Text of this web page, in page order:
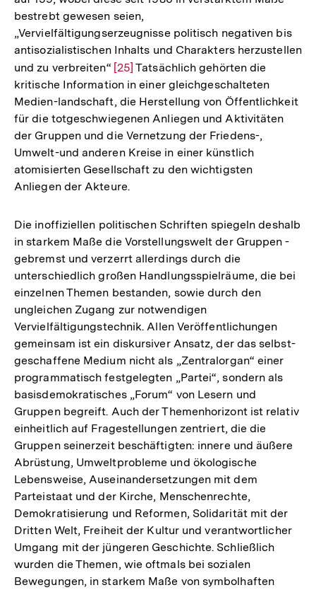
bestrebt gewesen seien,
„Vervielfältigungserzeugnisse politisch negativen bis
antisozialistischen Inhalts und Charakters herzustellen
und zu verbreiten“ Zur
Auflösung
der
Fußnote
[25] Tatsächlich gehörten die
kritische Information in einer gleichgeschalteten
Medien-landschaft, die Herstellung von Öffentlichkeit
für die totgeschwiegenen Anliegen und Aktivitäten
der Gruppen und die Vernetzung der Friedens-,
Umwelt-und anderen Kreise in einer künstlich
atomisierten Gesellschaft zu den wichtigsten
Anliegen der Akteure.
Die inoffiziellen politischen Schriften spiegeln deshalb
in starkem Maße die Vorstellungswelt der Gruppen -
gebremst und verzerrt allerdings durch die
unterschiedlich großen Handlungsspielräume, die bei
einzelnen Themen bestanden, sowie durch den
ungleichen Zugang zur notwendigen
Vervielfältigungstechnik. Allen Veröffentlichungen
gemeinsam ist ein diskursiver Ansatz, der das selbst-
geschaffene Medium nicht als „Zentralorgan“ einer
programmatisch festgelegten „Partei“, sondern als
basisdemokratisches „Forum“ von Lesern und
Gruppen begreift. Auch der Themenhorizont ist relativ
einheitlich auf Fragestellungen zentriert, die die
Gruppen seinerzeit beschäftigten: innere und äußere
Abrüstung, Umweltprobleme und ökologische
Lebensweise, Auseinandersetzungen mit dem
Parteistaat und der Kirche, Menschenrechte,
Demokratisierung und Reformen, Solidarität mit der
Dritten Welt, Freiheit der Kultur und verantwortlicher
Umgang mit der jüngeren Geschichte. Schließlich
wurden die Themen, wie oftmals bei sozialen
Bewegungen, in starkem Maße von symbolhaften